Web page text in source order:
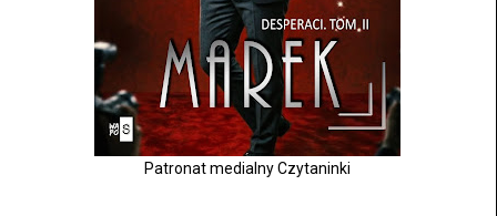
Patronat medialny Czytaninki